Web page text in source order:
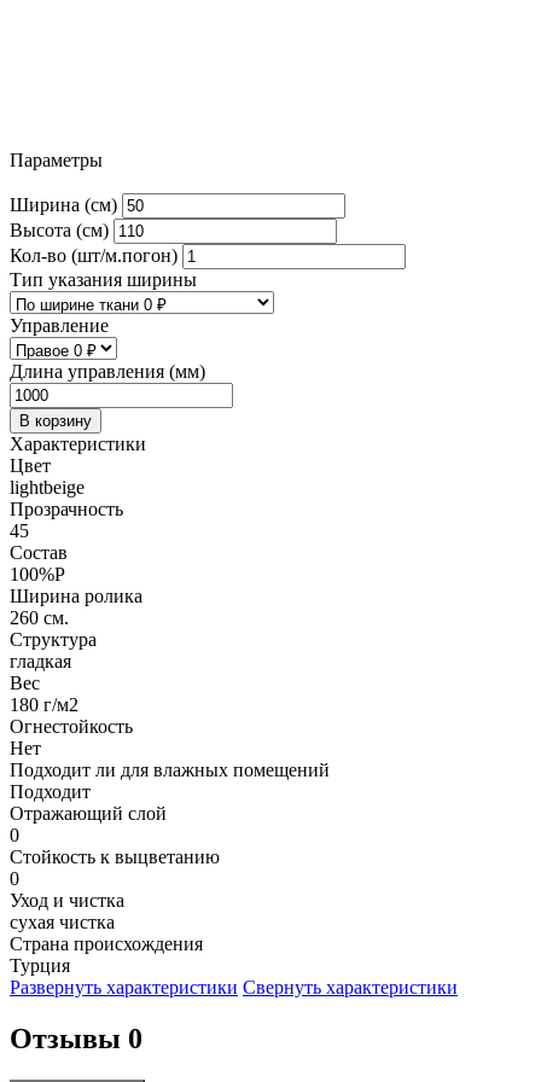
Параметры
Ширина (см)
Высота (см)
Кол-во (шт/м.погон)
Тип указания ширины
Управление
Длина управления (мм)
В корзину
Характеристики
Цвет
lightbeige
Прозрачность
45
Состав
100%P
Ширина ролика
260 см.
Структура
гладкая
Вес
180 г/м2
Огнестойкость
Нет
Подходит ли для влажных помещений
Подходит
Отражающий слой
0
Стойкость к выцветанию
0
Уход и чистка
сухая чистка
Страна происхождения
Турция
Развернуть характеристики Свернуть характеристики
Отзывы 0